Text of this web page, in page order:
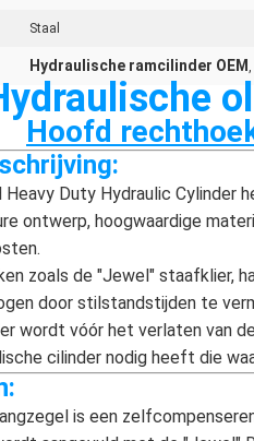
Staal
Hydraulische ramcilinder OEM ,
Hoofd
Heavy Duty Hydraulic
ontwerp, hoogwaardige
zoals de "Jewel" staafklier,
door stilstandstijden te
wordt vóór het verlaten van
cilinder nodig heeft die
is een